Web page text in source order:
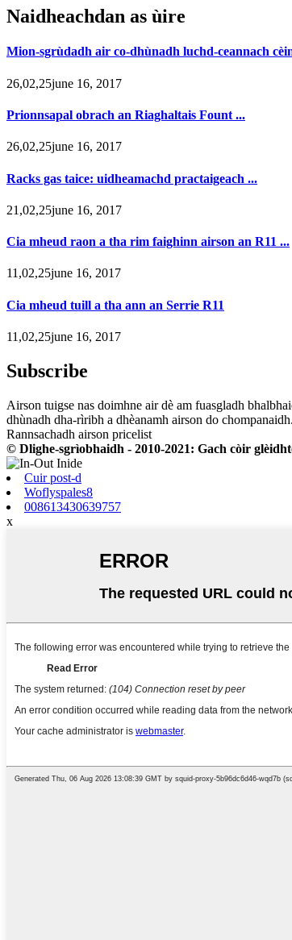
Naidheachdan as ùire
Mion-sgrùdadh air co-dhùnadh luchd-ceannach
26,02,25june 16, 2017
Prionnsapal obrach an Riaghaltais Fount ...
26,02,25june 16, 2017
Racks gas taice: uidheamachd practaigeach ...
21,02,25june 16, 2017
Cia mheud raon a tha rim faighinn airson an R11 ...
11,02,25june 16, 2017
Cia mheud tuill a tha ann an Serrie R11
11,02,25june 16, 2017
Subscribe
Airson tuigse nas doimhne air dè am fuasgladh
dhùnadh dha-rìribh a dhèanamh airson do chompanaidh.
Rannsachadh airson pricelist
© Dlighe-sgrìobhaidh - 2010-2021: Gach còir
Cuir post-d
Woflyspales8
008613430639757
x